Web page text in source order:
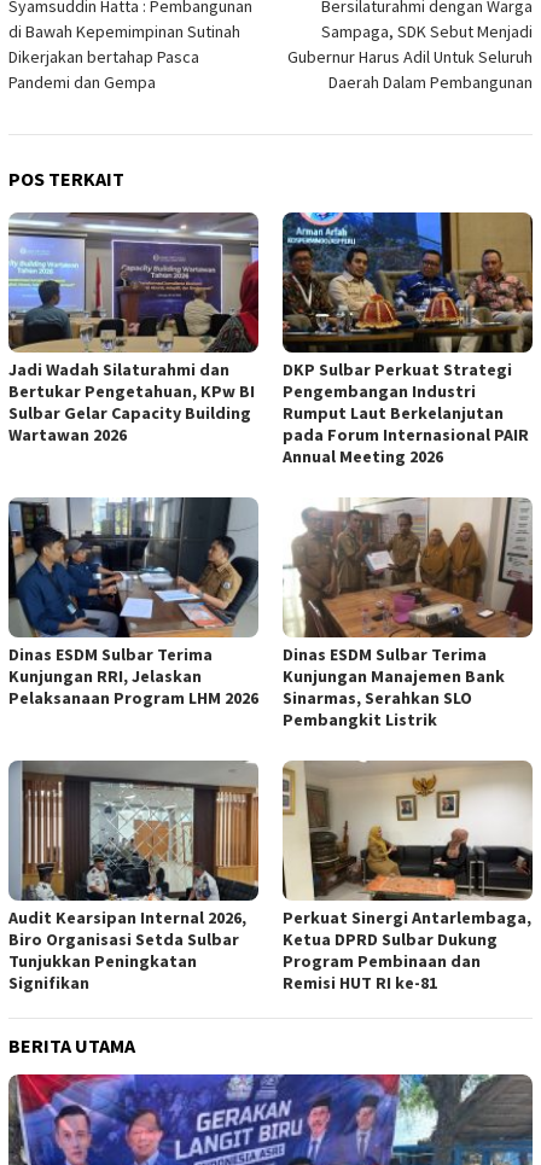
pos
Syamsuddin Hatta : Pembangunan
di Bawah Kepemimpinan Sutinah
Dikerjakan bertahap Pasca
Pandemi dan Gempa
Bersilaturahmi dengan Warga
Sampaga, SDK Sebut Menjadi
Gubernur Harus Adil Untuk Seluruh
Daerah Dalam Pembangunan
POS TERKAIT
Jadi Wadah Silaturahmi dan
Bertukar Pengetahuan, KPw BI
Sulbar Gelar Capacity Building
Wartawan 2026
DKP Sulbar Perkuat Strategi
Pengembangan Industri
Rumput Laut Berkelanjutan
pada Forum Internasional PAIR
Annual Meeting 2026
Dinas ESDM Sulbar Terima
Kunjungan RRI, Jelaskan
Pelaksanaan Program LHM 2026
Dinas ESDM Sulbar Terima
Kunjungan Manajemen Bank
Sinarmas, Serahkan SLO
Pembangkit Listrik
Audit Kearsipan Internal 2026,
Biro Organisasi Setda Sulbar
Tunjukkan Peningkatan
Signifikan
Perkuat Sinergi Antarlembaga,
Ketua DPRD Sulbar Dukung
Program Pembinaan dan
Remisi HUT RI ke-81
BERITA UTAMA